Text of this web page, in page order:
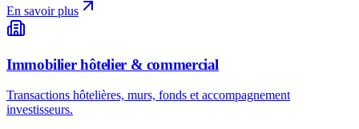
En savoir plus
Immobilier hôtelier & commercial
Transactions hôtelières, murs, fonds et accompagnement
investisseurs.